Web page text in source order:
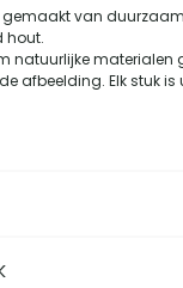
van
hout.
natuurlijke materialen
afbeelding. Elk stuk is